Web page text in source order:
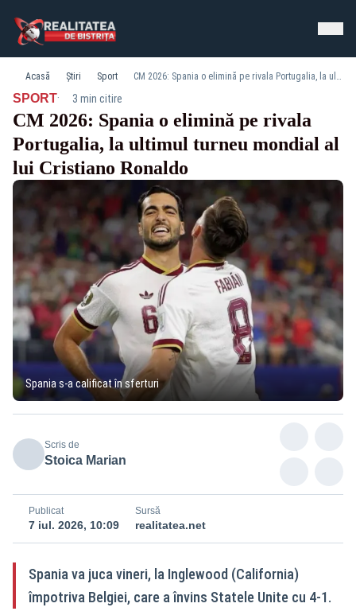
Acasă Știri Sport CM 2026: Spania o elimină pe rivala Portugalia, la ultimul turneu mondial al lui Cristiano Ronaldo
SPORT· 3 min citire
CM 2026: Spania o elimină pe rivala
Portugalia, la ultimul turneu mondial al
lui Cristiano Ronaldo
Spania s-a calificat în sferturi
Scris de
Stoica Marian
Publicat
7 iul. 2026, 10:09
Sursă
realitatea.net
Spania va juca vineri, la Inglewood (California)
împotriva Belgiei, care a învins Statele Unite cu 4-1.